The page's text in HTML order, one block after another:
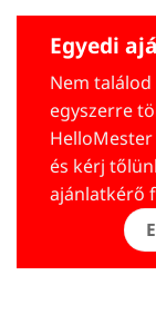
Egyedi
Nem
egyszerre
és kérj
ajánlatkérő